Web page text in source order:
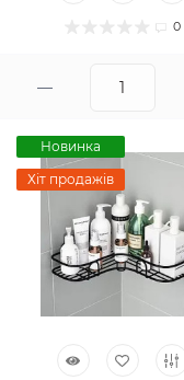
0
Новинка
Хіт продажів